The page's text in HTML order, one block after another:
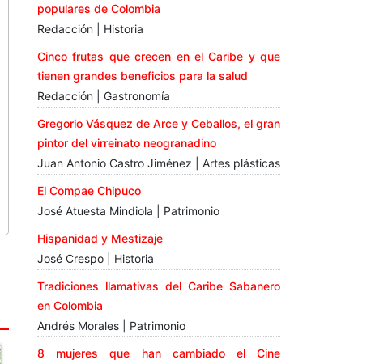
populares de Colombia
Redacción | Historia
Cinco frutas que crecen en el Caribe y que
tienen grandes beneficios para la salud
Redacción | Gastronomía
Gregorio Vásquez de Arce y Ceballos, el gran
pintor del virreinato neogranadino
Juan Antonio Castro Jiménez | Artes plásticas
El Compae Chipuco
José Atuesta Mindiola | Patrimonio
Hispanidad y Mestizaje
José Crespo | Historia
Tradiciones llamativas del Caribe Sabanero
en Colombia
Andrés Morales | Patrimonio
8 mujeres que han cambiado el Cine